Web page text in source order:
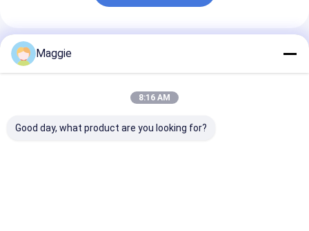
Sản Phẩm Khuyến Cáo
Maggie
8:16 AM
Good day, what product are you looking for?